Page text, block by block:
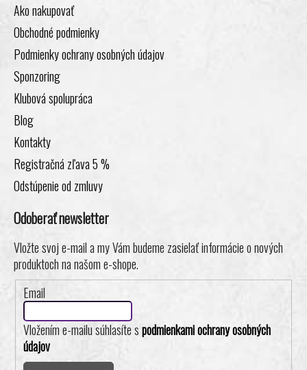
Ako nakupovať
Obchodné podmienky
Podmienky ochrany osobných údajov
Sponzoring
Klubová spolupráca
Blog
Kontakty
Registračná zľava 5 %
Odstúpenie od zmluvy
Odoberať newsletter
Vložte svoj e-mail a my Vám budeme zasielať informácie o nových
produktoch na našom e-shope.
Email
Vložením e-mailu súhlasíte spodmienkami ochrany osobných
údajov